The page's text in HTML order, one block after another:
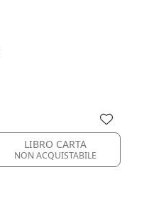
LIBRO CARTA
NON ACQUISTABILE